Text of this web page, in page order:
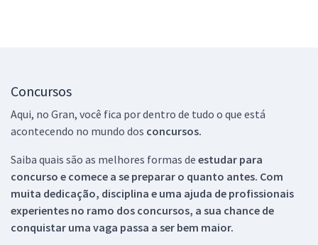
Concursos
Aqui, no Gran, você fica por dentro de tudo o que está
acontecendo no mundo dos concursos.
Saiba quais são as melhores formas de estudar para
concurso e comece a se preparar o quanto antes. Com
muita dedicação, disciplina e uma ajuda de profissionais
experientes no ramo dos concursos, a sua chance de
conquistar uma vaga passa a ser bem maior.